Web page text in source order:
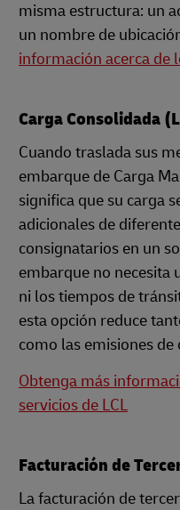
misma estructura: un
un nombre de
información acerca de
Carga Consolidada
Cuando traslada sus
embarque de Carga
significa que su carga
adicionales de
consignatarios en un
embarque no necesita
ni los tiempos de
esta opción reduce
como las emisiones de
Obtenga más
servicios de LCL
Facturación de
La facturación de